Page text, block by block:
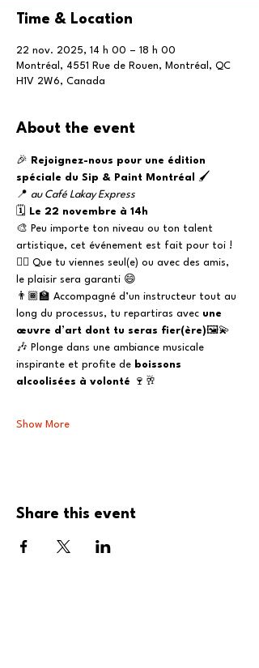
Time & Location
22 nov. 2025, 14 h 00 – 18 h 00
Montréal, 4551 Rue de Rouen, Montréal, QC
H1V 2W6, Canada
About the event
🎉
Rejoignez-nous pour une édition
spéciale du Sip & Paint Montréal
🖌️
📍 au Café Lakay Express
🗓️
Le 22 novembre à 14h
🎨 Peu importe ton niveau ou ton talent
artistique, cet événement est fait pour toi !
👯‍♀️ Que tu viennes seul(e) ou avec des amis,
le plaisir sera garanti 😄
👨🏾‍🏫 Accompagné d’un instructeur tout au
long du processus, tu repartiras avec une
œuvre d’art dont tu seras fier(ère)🖼️💫
🎶 Plonge dans une ambiance musicale
inspirante et profite de boissons
alcoolisées à volonté 🍷🥂
Show More
Share this event